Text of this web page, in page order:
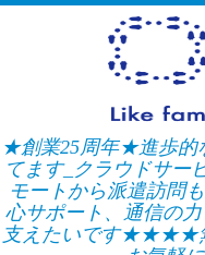
Skip
★創業25周年★進歩的
てます_クラウドサー
モートから派遣訪問
心サポート、通信の
支えたいです★★★★無